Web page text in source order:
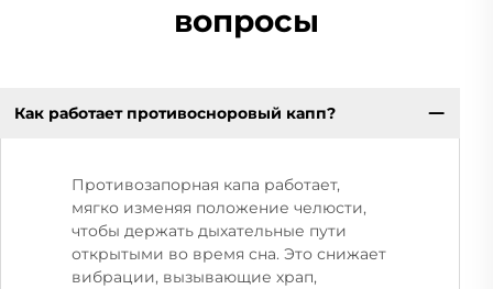
вопросы
Как работает противосноровый капп?
Противозапорная капа работает,
мягко изменяя положение челюсти,
чтобы держать дыхательные пути
открытыми во время сна. Это снижает
вибрации, вызывающие храп,